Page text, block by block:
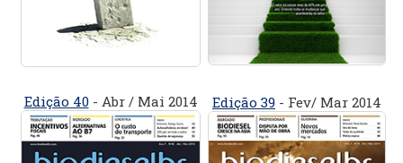
Edição 40- Abr / Mai 2014 Edição 39 - Fev/ Mar 2014